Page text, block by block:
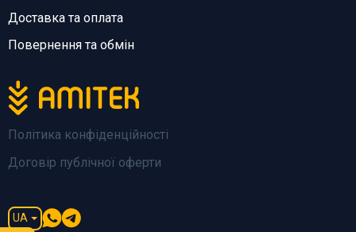
Політика конфіденційності
Договір публічної оферти
UA
Доставка та оплата
Повернення та обмін